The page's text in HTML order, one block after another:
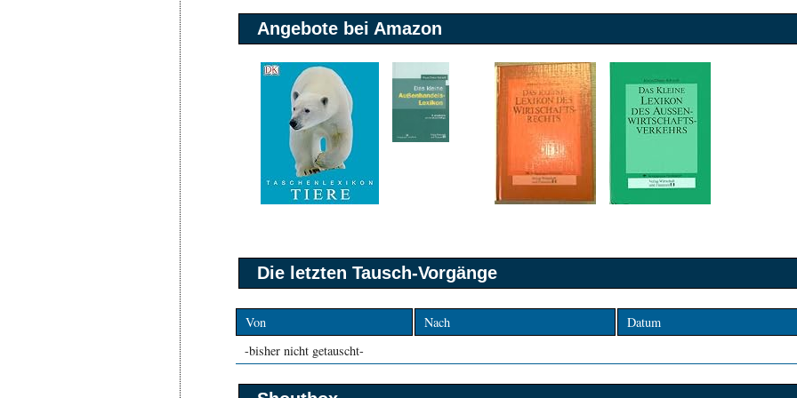
Angebote bei Amazon
Die letzten Tausch-Vorgänge
Von Nach
Datum
-bisher nicht getauscht-